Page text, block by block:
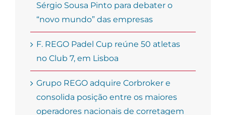
Sérgio Sousa Pinto para debater o
“novo mundo” das empresas
F. REGO Padel Cup reúne 50 atletas
no Club 7, em Lisboa
Grupo REGO adquire Corbroker e
consolida posição entre os maiores
operadores nacionais de corretagem